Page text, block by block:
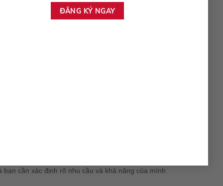
trung thực, bạn có thể gặp phải những chiếc xe
tra kỹ trước khi quyết định.
cần xác định rõ nhu cầu và khả năng của mình